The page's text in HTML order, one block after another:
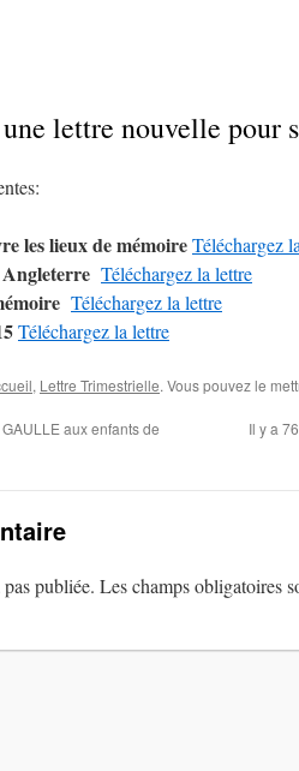
lettre nouvelle pour
les lieux de mémoireTéléchargez
Téléchargez la lettre
Téléchargez la lettre
Téléchargez la lettre
, Lettre Trimestrielle. Vous pouvez le
aux enfants de
Il y a
publiée. Les champs obligatoires